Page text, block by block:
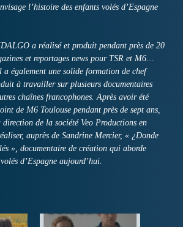
l’histoire des enfants volés d’Espagne
a réalisé et produit pendant près de 20
et reportages news pour TSR et M6…
également une solide formation de chef
à travailler sur plusieurs documentaires
chaînes francophones. Après avoir été
de M6 Toulouse pendant près de sept ans,
de la société Veo Productions en
auprès de Sandrine Mercier, « ¿Donde
», documentaire de création qui aborde
d’Espagne aujourd’hui.